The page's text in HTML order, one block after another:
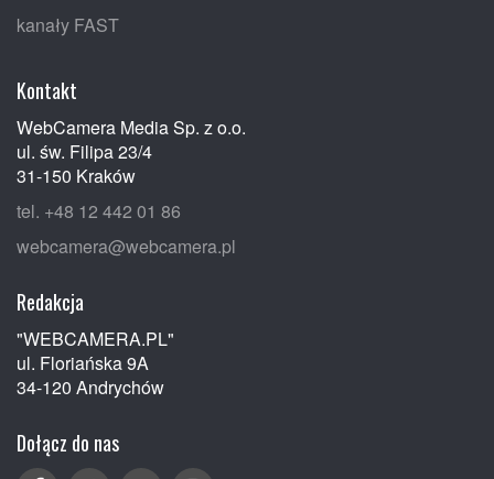
kanały FAST
Kontakt
WebCamera Media Sp. z o.o.
ul. św. Filipa 23/4
31-150 Kraków
tel. +48 12 442 01 86
webcamera@webcamera.pl
Redakcja
"WEBCAMERA.PL"
ul. Floriańska 9A
34-120 Andrychów
Dołącz do nas